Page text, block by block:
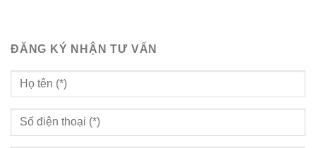
ĐĂNG KÝ NHẬN TƯ VẤN